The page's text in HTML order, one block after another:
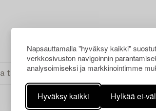
Napsauttamalla "hyväksy kaikki"
verkkosivuston navigoinnin
analysoimiseksi ja markkinointimme
Hyväksy kaikki Hylkää ei-